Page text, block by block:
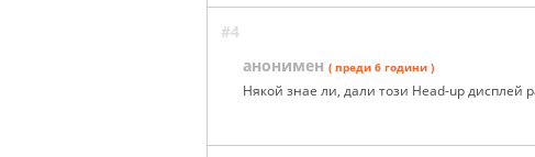
#4
анонимен ( преди 6 години )
Някой знае ли, дали този Head-up дисплей